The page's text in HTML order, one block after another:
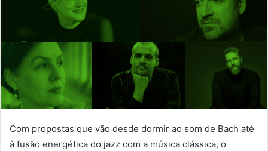
Com propostas que vão desde dormir ao som de Bach até
à fusão energética do jazz com a música clássica, o